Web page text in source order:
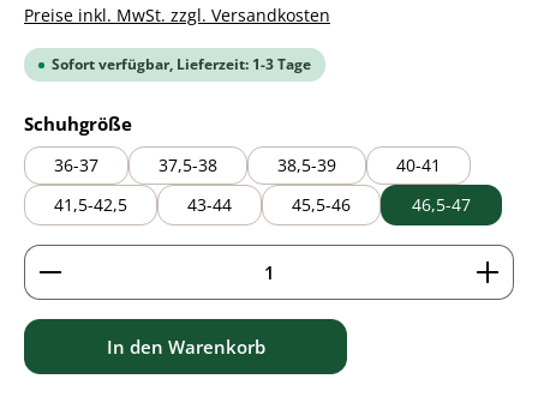
Preise inkl. MwSt. zzgl. Versandkosten
Sofort verfügbar, Lieferzeit: 1-3 Tage
Schuhgrößeauswählen
36-37 37,5-38 38,5-39
40-41
41,5-42,5
43-44 45,5-46 46,5-47
Produkt Anzahl: Gib den gewünschten Wert ein
In den Warenkorb